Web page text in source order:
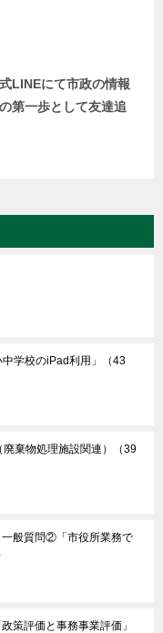
LINEにて市政の情報
第一歩として友達追
学校のiPad利用」
（43
棄物処理施設関連）
（39
一般質問②「市役所業務で
策評価と事務事業評価」